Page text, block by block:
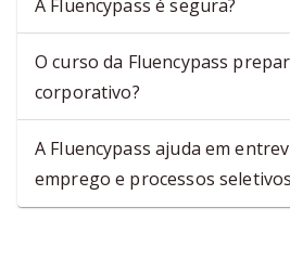
A Fluencypass é segura?
O curso da Fluencypass
corporativo?
A Fluencypass ajuda em
emprego e processos